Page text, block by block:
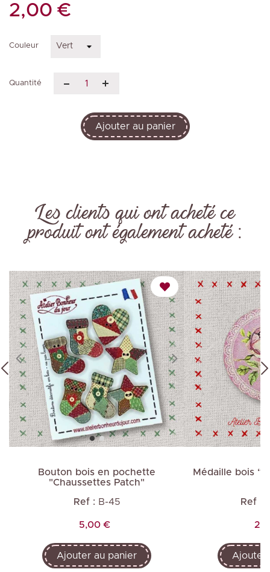
2,00 €
Couleur
Quantité
Ajouter au panier
Les clients qui ont acheté ce
produit ont également acheté :
Bouton bois en pochette
"Chaussettes Patch"
Ref : B-45
Prix
5,00 €
Ajouter au panier
Médaille bois
Ref :
Ajouter